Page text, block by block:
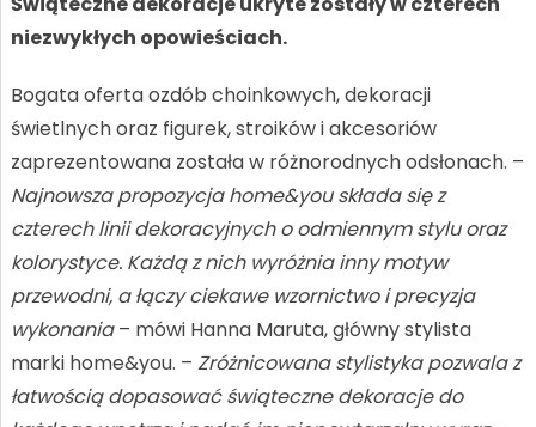
niezwykłych opowieściach.
Bogata oferta ozdób choinkowych, dekoracji
świetlnych oraz figurek, stroików i akcesoriów
zaprezentowana została w różnorodnych odsłonach. –
Najnowsza propozycja home&you składa się z
czterech linii dekoracyjnych o odmiennym stylu oraz
kolorystyce. Każdą z nich wyróżnia inny motyw
przewodni, a łączy ciekawe wzornictwo i precyzja
wykonania– mówi Hanna Maruta, główny stylista
marki home&you. – Zróżnicowana stylistyka pozwala z
łatwością dopasować świąteczne dekoracje do